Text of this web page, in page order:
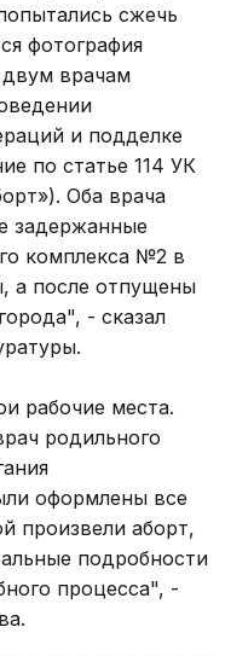
сжечь
фотография
врачам
и подделке
по статье 114 УК
Оба врача
задержанные
комплекса №2 в
а после отпущены
- сказал
рабочие места.
родильного
оформлены все
произвели аборт,
подробности
процесса", -